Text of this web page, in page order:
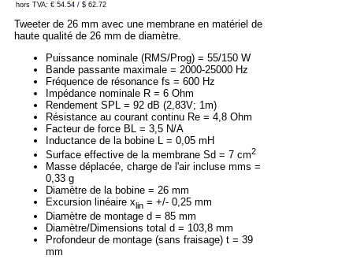
hors TVA: € 54.54 / $ 62.72
Tweeter de 26 mm avec une membrane en matériel de
haute qualité de 26 mm de diamètre.
Puissance nominale (RMS/Prog) = 55/150 W
Bande passante maximale = 2000-25000 Hz
Fréquence de résonance fs = 600 Hz
Impédance nominale R = 6 Ohm
Rendement SPL = 92 dB (2,83V; 1m)
Résistance au courant continu Re = 4,8 Ohm
Facteur de force BL = 3,5 N/A
Inductance de la bobine L = 0,05 mH
Surface effective de la membrane Sd = 7 cm2
Masse déplacée, charge de l'air incluse mms =
0,33 g
Diamètre de la bobine = 26 mm
Excursion linéaire xlin = +/- 0,25 mm
Diamètre de montage d = 85 mm
Diamètre/Dimensions total d = 103,8 mm
Profondeur de montage (sans fraisage) t = 39
mm